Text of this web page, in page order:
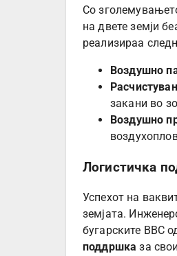
Со
на двете земји
реализираа
Воздушно
закани во
Воздушно
Логистичка
Успехот на
земјата.
бугарските ВВС
поддршка за